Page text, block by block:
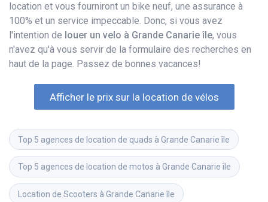
location et vous fourniront un bike neuf, une assurance à
100% et un service impeccable. Donc, si vous avez
l'intention de louer un velo à Grande Canarie île, vous
n'avez qu'à vous servir de la formulaire des recherches en
haut de la page. Passez de bonnes vacances!
Afficher le prix sur la location de vélos
Top 5 agences de location de quads à Grande Canarie île
Top 5 agences de location de motos à Grande Canarie île
Location de Scooters à Grande Canarie île